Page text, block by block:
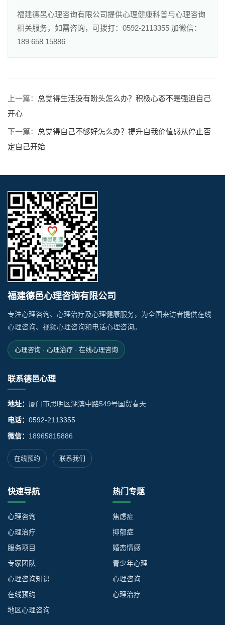
福建德邑心理咨询有限公司提供心理健康科普与心理咨询
相关服务，如需咨询，可拨打：0592-2113355 加微信：
189 658 15886
上一篇： 总觉得生活没有盼头怎么办？积极心态不是强迫自己
开心
下一篇： 总觉得自己不够好怎么办？提升自我价值感从停止否
定自己开始
福建德邑心理咨询有限公司
专注心理咨询、心理治疗及心理健康服务，为全国来访者提供在线
心理咨询、视频心理咨询和电话心理咨询。
心理咨询 · 心理治疗 · 在线心理咨询
联系德邑心理
地址： 厦门市思明区湖滨中路549号国贸春天
电话： 0592-2113355
微信： 18965815886
在线预约 联系我们
快速导航
心理咨询
心理治疗
服务项目
专家团队
心理咨询知识
在线预约
地区心理咨询
热门专题
焦虑症
抑郁症
婚恋情感
青少年心理
心理咨询
心理治疗